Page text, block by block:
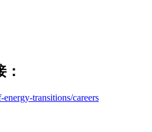
transitions/careers